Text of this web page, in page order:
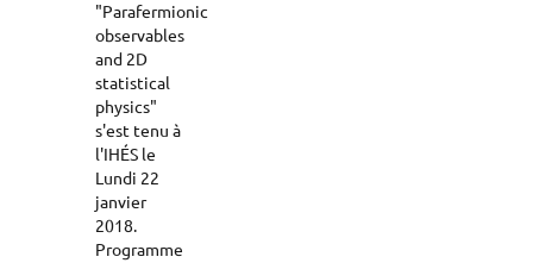
"Parafermionic
observables
and 2D
statistical
physics"
s'est tenu à
l'IHÉS le
Lundi 22
janvier
2018.
Programme